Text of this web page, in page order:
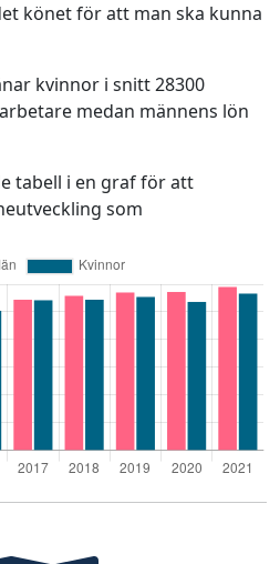
könet för att man ska kunna
kvinnor i snitt 28300
medan männens lön
tabell i en graf för att
som